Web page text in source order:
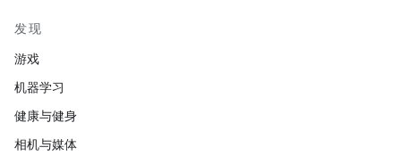
发现
游戏
机器学习
健康与健身
相机与媒体